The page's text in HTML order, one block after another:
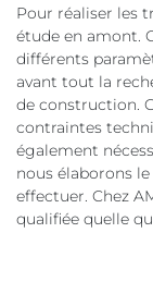
Pour réaliser les
étude en amont.
différents
avant tout la
de construction.
contraintes
également
nous élaborons
effectuer. Chez
qualifiée quelle